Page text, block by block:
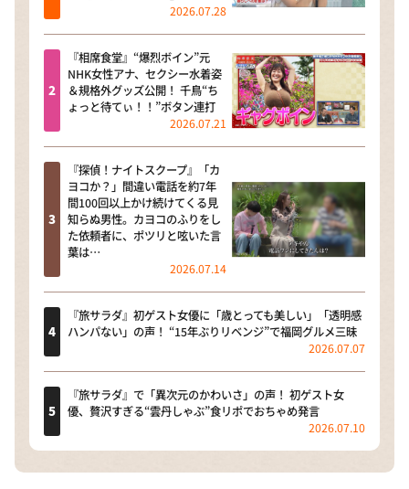
2026.07.28
『相席食堂』“爆烈ボイン”元
NHK女性アナ、セクシー水着姿
＆規格外グッズ公開！ 千鳥“ち
ょっと待てぃ！！”ボタン連打
2026.07.21
『探偵！ナイトスクープ』「カ
ヨコか？」間違い電話を約7年
間100回以上かけ続けてくる見
知らぬ男性。カヨコのふりをし
た依頼者に、ポツリと呟いた言
葉は…
2026.07.14
『旅サラダ』初ゲスト女優に「歳とっても美しい」「透明感
ハンパない」の声！ “15年ぶりリベンジ”で福岡グルメ三昧
2026.07.07
『旅サラダ』で「異次元のかわいさ」の声！ 初ゲスト女
優、贅沢すぎる“雲丹しゃぶ”食リポでおちゃめ発言
2026.07.10